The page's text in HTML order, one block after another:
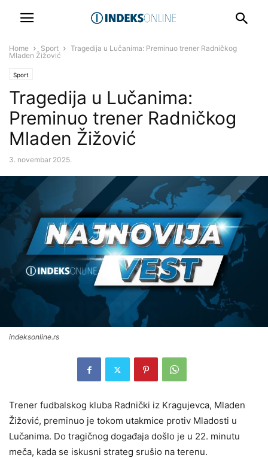
Home Sport
Tragedija u Lučanima: Preminuo trener Radničkog
Mladen Žižović
Sport
Tragedija u Lučanima:
Preminuo trener Radničkog
Mladen Žižović
3. novembar 2025.
indeksonline.rs
Trener fudbalskog kluba Radnički iz Kragujevca, Mladen
Žižović, preminuo je tokom utakmice protiv Mladosti u
Lučanima. Do tragičnog događaja došlo je u 22. minutu
meča, kada se iskusni strateg srušio na terenu.